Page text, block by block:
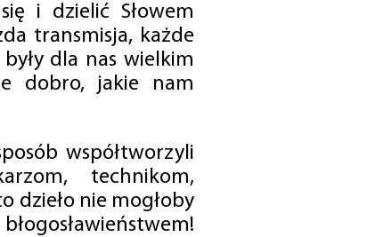
i dzielić Słowem
transmisja, każde
dla nas wielkim
dobro, jakie nam
współtworzyli
technikom,
dzieło nie mogłoby